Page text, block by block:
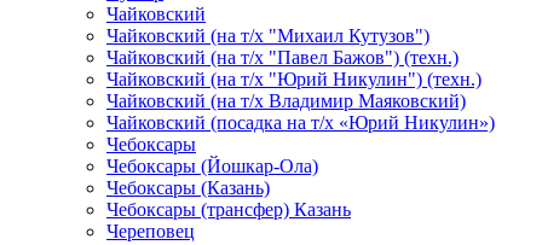
Чайковский
Чайковский (на т/х "Михаил Кутузов")
Чайковский (на т/х "Павел Бажов") (техн.)
Чайковский (на т/х "Юрий Никулин") (техн.)
Чайковский (на т/х Владимир Маяковский)
Чайковский (посадка на т/х «Юрий Никулин»)
Чебоксары
Чебоксары (Йошкар-Ола)
Чебоксары (Казань)
Чебоксары (трансфер) Казань
Череповец